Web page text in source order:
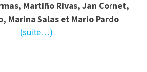
Martiño Rivas, Jan Cornet,
Marina Salas et Mario Pardo
(suite…)